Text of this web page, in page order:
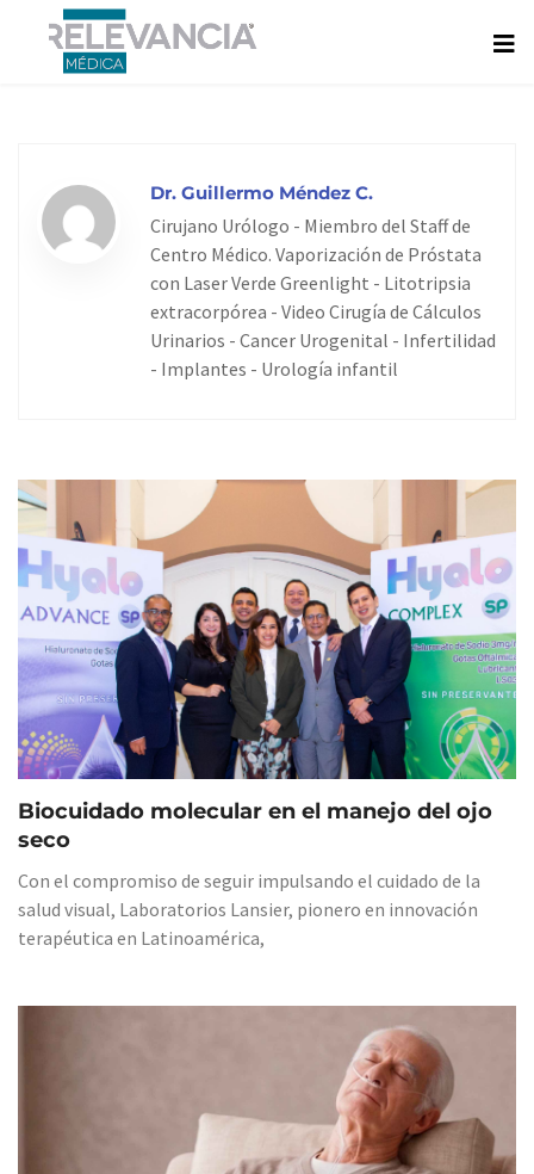
contenido
Dr. Guillermo Méndez C.
Cirujano Urólogo - Miembro del Staff de
Centro Médico. Vaporización de Próstata
con Laser Verde Greenlight - Litotripsia
extracorpórea - Video Cirugía de Cálculos
Urinarios - Cancer Urogenital - Infertilidad
- Implantes - Urología infantil
Biocuidado molecular en el manejo del ojo
seco
Con el compromiso de seguir impulsando el cuidado de la
salud visual, Laboratorios Lansier, pionero en innovación
terapéutica en Latinoamérica,
PagePagePage Page